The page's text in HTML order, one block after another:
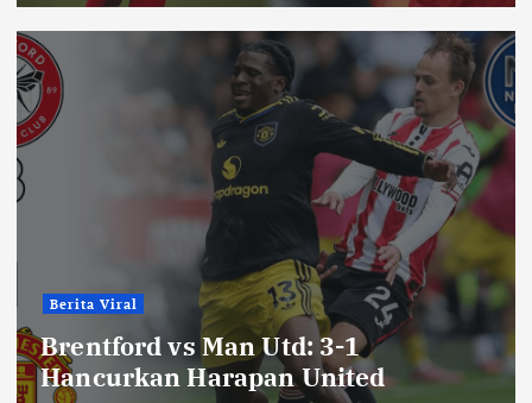
Berita Viral
Brentford vs Man Utd: 3-1
Hancurkan Harapan United